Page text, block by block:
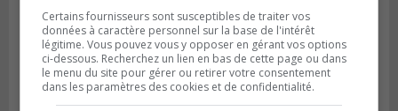
Certains fournisseurs sont susceptibles de traiter vos
données à caractère personnel sur la base de l'intérêt
légitime. Vous pouvez vous y opposer en gérant vos options
ci-dessous. Recherchez un lien en bas de cette page ou dans
le menu du site pour gérer ou retirer votre consentement
dans les paramètres des cookies et de confidentialité.